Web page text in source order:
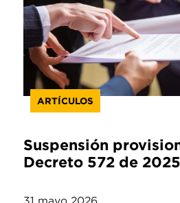
ARTÍCULOS
Suspensión
Decreto 572 de 2025
31 mayo 2026